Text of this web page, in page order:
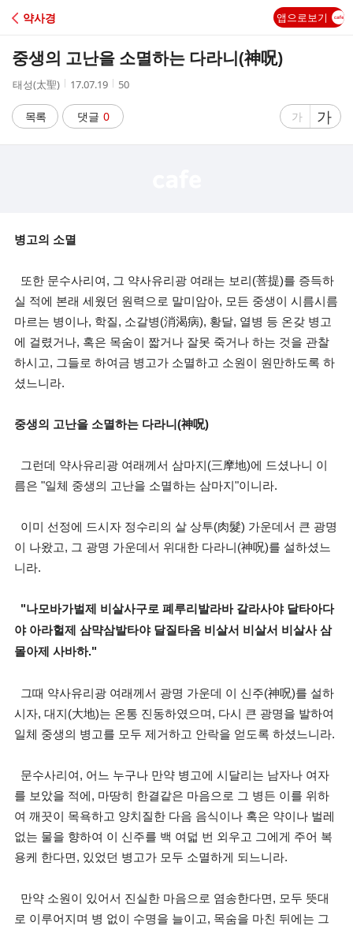
C
A
약사경 앱으로보기
중생의 고난을 소멸하는 다라니(神呪)
작
자
태성(太聖)
작
시
간
17.07.19
조
수
50
목록 댓글 0
글
가
글
자
가
병고의 소멸
또한 문수사리여, 그 약사유리광 여래는 보리(菩提)를 증득하
실 적에 본래 세웠던 원력으로 말미암아, 모든 중생이 시름시름
마르는 병이나, 학질, 소갈병(消渴病), 황달, 열병 등 온갖 병고
에 걸렸거나, 혹은 목숨이 짧거나 잘못 죽거나 하는 것을 관찰
하시고, 그들로 하여금 병고가 소멸하고 소원이 원만하도록 하
셨느니라.
중생의 고난을 소멸하는 다라니(神呪)
그런데 약사유리광 여래께서 삼마지(三摩地)에 드셨나니 이
름은 "일체 중생의 고난을 소멸하는 삼마지"이니라.
이미 선정에 드시자 정수리의 살 상투(肉髮) 가운데서 큰 광명
이 나왔고, 그 광명 가운데서 위대한 다라니(神呪)를 설하셨느
니라.
"나모바가벌제 비살사구로 폐루리발라바 갈라사야 달타아다
야 아라헐제 삼먁삼발타야 달질타옴 비살서 비살서 비살사 삼
몰아제 사바하."
그때 약사유리광 여래께서 광명 가운데 이 신주(神呪)를 설하
시자, 대지(大地)는 온통 진동하였으며, 다시 큰 광명을 발하여
일체 중생의 병고를 모두 제거하고 안락을 얻도록 하셨느니라.
문수사리여, 어느 누구나 만약 병고에 시달리는 남자나 여자
를 보았을 적에, 마땅히 한결같은 마음으로 그 병든 이를 위하
여 깨끗이 목욕하고 양치질한 다음 음식이나 혹은 약이나 벌레
없는 물을 향하여 이 신주를 백 여덟 번 외우고 그에게 주어 복
용케 한다면, 있었던 병고가 모두 소멸하게 되느니라.
만약 소원이 있어서 진실한 마음으로 염송한다면, 모두 뜻대
로 이루어지며 병 없이 수명을 늘이고, 목숨을 마친 뒤에는 그